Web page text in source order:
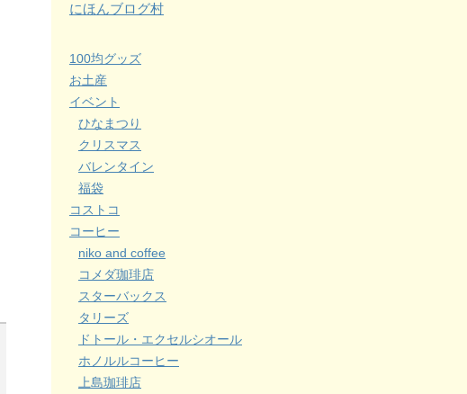
にほんブログ村
100均グッズ
お土産
イベント
ひなまつり
クリスマス
バレンタイン
福袋
コストコ
コーヒー
niko and coffee
コメダ珈琲店
スターバックス
タリーズ
ドトール・エクセルシオール
ホノルルコーヒー
上島珈琲店